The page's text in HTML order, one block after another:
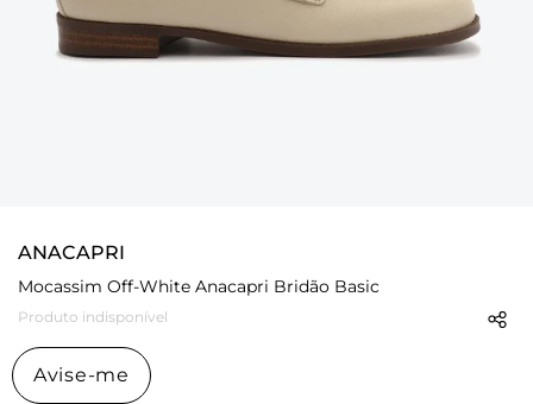
ANACAPRI
Mocassim Off-White Anacapri Bridão Basic
Produto indisponível
Avise-me